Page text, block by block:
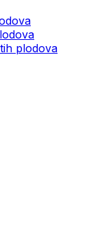
plodova